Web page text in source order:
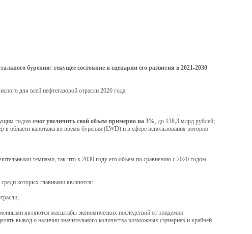
бурения: текущее состояние и сценарии его развития в 2021-2030
для всей нефтегазовой отрасли 2020 года.
годом смог увеличить свой объем примерно на 3%, до 138,3 млрд рублей;
в области каротажа во время бурения (LWD) и в сфере использования роторно
темпами, так что к 2030 году его объем по сравнению с 2020 годом
среди которых главными являются:
являются масштабы экономических последствий от эпидемии
вывод о наличии значительного количества возможных сценариев и крайней